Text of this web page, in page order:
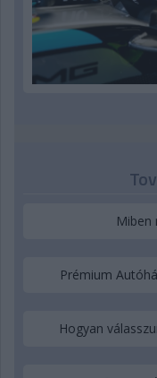
Miben
Prémium
Hogyan